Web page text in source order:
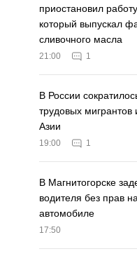
приостановил
который выпускал
сливочного масла
21:00 1
В России
трудовых мигрантов
Азии
19:00 1
В Магнитогорске
водителя без прав
автомобиле
17:50